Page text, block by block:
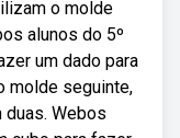
o molde
alunos do 5º
um dado para
molde seguinte,
Webos